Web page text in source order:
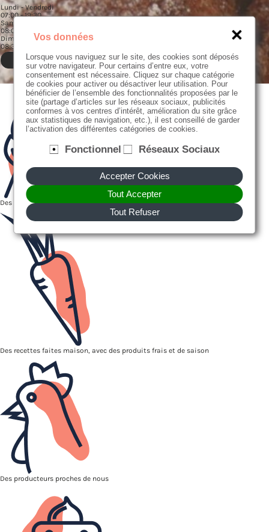
Lundi - Vendredi
07:00 - 19:30
Samedi
08:00 - 14:00
Dimanche
08:30 - 10:30
Commander
Des farines bios ou en filière "Nouvell Agriculture", moulues localement
Des recettes faites maison, avec des produits frais et de saison
Des producteurs proches de nous
Vos données
Lorsque vous naviguez sur le site, des cookies sont déposés
sur votre navigateur. Pour certains d’entre eux, votre
consentement est nécessaire. Cliquez sur chaque catégorie
de cookies pour activer ou désactiver leur utilisation. Pour
bénéficier de l’ensemble des fonctionnalités proposées par le
site (partage d’articles sur les réseaux sociaux, publicités
conformes à vos centres d’intérêt, amélioration du site grâce
aux statistiques de navigation, etc.), il est conseillé de garder
l’activation des différentes catégories de cookies.
Fonctionnel Réseaux Sociaux
Accepter Cookies
Tout Accepter
Tout Refuser